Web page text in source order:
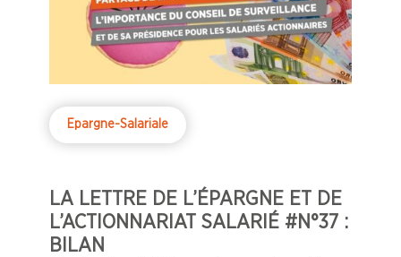
Epargne-Salariale
LA LETTRE DE L’ÉPARGNE ET DE
L’ACTIONNARIAT SALARIÉ #N°37 :
BILAN